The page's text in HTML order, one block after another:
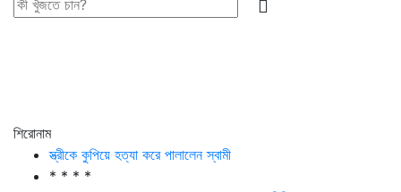
শিরোনাম
স্ত্রীকে কুপিয়ে হত্যা করে পালালেন স্বামী
* * * *